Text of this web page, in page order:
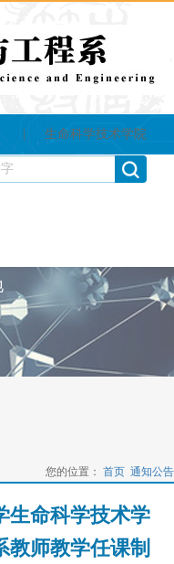
生命科学技术学院
您的位置： 首页 通知公告
生命科学技术学
教师教学任课制